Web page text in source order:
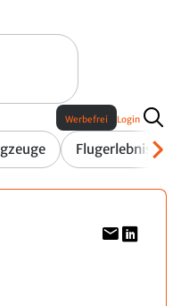
Flugerlebnis
Werbefrei Login